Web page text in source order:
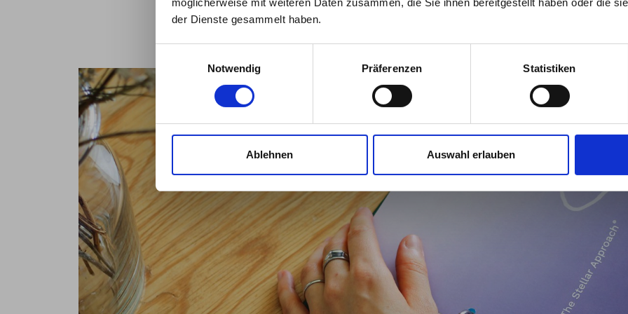
der Dienste gesammelt haben.
Notwendig
Präferenzen Statistiken
Ablehnen Auswahl erlauben
kannst und damit dazu
Da die gesamte
kannst Du Deine tägliche
Vier dieser Tage finden in
und einem digitalen
Du schließt die Ausbildung
regeneratives Wirtschaften“
Erweitertes
in der Teambegleitung
Stärkung der
mit Unsicherheiten
Inspirierender
Stellar-Methodenkoffer
praktischen Anwenden
Facilitation Know-How
auf dem Laufenden.